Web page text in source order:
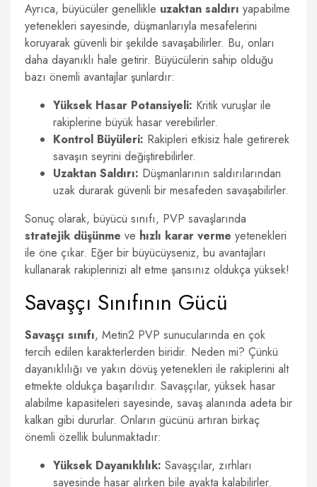
Ayrıca, büyücüler genellikle uzaktan saldırı yapabilme
yetenekleri sayesinde, düşmanlarıyla mesafelerini
koruyarak güvenli bir şekilde savaşabilirler. Bu, onları
daha dayanıklı hale getirir. Büyücülerin sahip olduğu
bazı önemli avantajlar şunlardır:
Yüksek Hasar Potansiyeli: Kritik vuruşlar ile
rakiplerine büyük hasar verebilirler.
Kontrol Büyüleri: Rakipleri etkisiz hale getirerek
savaşın seyrini değiştirebilirler.
Uzaktan Saldırı: Düşmanlarının saldırılarından
uzak durarak güvenli bir mesafeden savaşabilirler.
Sonuç olarak, büyücü sınıfı, PVP savaşlarında
stratejik düşünme ve hızlı karar verme yetenekleri
ile öne çıkar. Eğer bir büyücüyseniz, bu avantajları
kullanarak rakiplerinizi alt etme şansınız oldukça yüksek!
Savaşçı Sınıfının Gücü
Savaşçı sınıfı, Metin2 PVP sunucularında en çok
tercih edilen karakterlerden biridir. Neden mi? Çünkü
dayanıklılığı ve yakın dövüş yetenekleri ile rakiplerini alt
etmekte oldukça başarılıdır. Savaşçılar, yüksek hasar
alabilme kapasiteleri sayesinde, savaş alanında adeta bir
kalkan gibi dururlar. Onların gücünü artıran birkaç
önemli özellik bulunmaktadır:
Yüksek Dayanıklılık: Savaşçılar, zırhları
sayesinde hasar alırken bile ayakta kalabilirler.